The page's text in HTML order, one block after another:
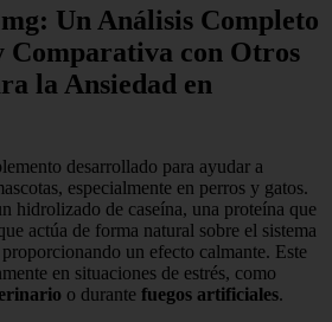
Un Análisis Completo
Comparativa con Otros
la Ansiedad en
desarrollado para ayudar a
especialmente en perros y gatos.
hidrolizado de caseína, una proteína que
actúa de forma natural sobre el sistema
un efecto calmante. Este
en situaciones de estrés, como
o durante fuegos artificiales.